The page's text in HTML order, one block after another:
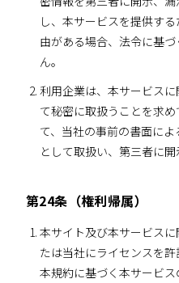
し、本サービスを提供す
由がある場合、法令に基
ん。
利用企業は、本サービス
て秘密に取扱うことを求
て、当社の事前の書面に
として取扱い、第三者に
第24条（権利帰属）
本サイト及び本サービス
たは当社にライセンスを許
本規約に基づく本サービ